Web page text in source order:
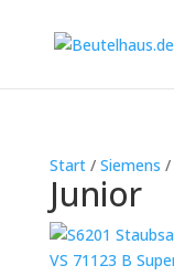
Start/ Siemens /
Junior